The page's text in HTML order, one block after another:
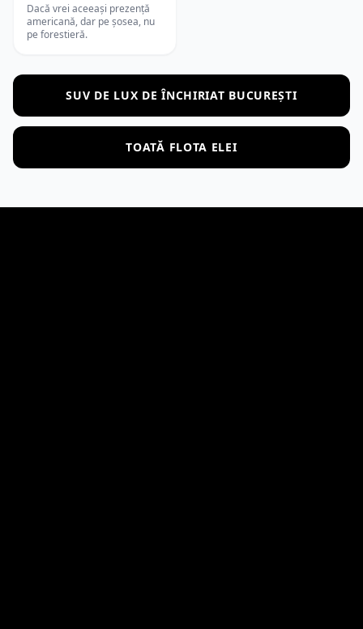
Dacă vrei aceeași prezență
americană, dar pe șosea, nu
pe forestieră.
SUV DE LUX DE ÎNCHIRIAT BUCUREȘTI
TOATĂ FLOTA ELEI